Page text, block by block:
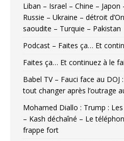
Liban – Israel – Chine – Japon
Russie – Ukraine – détroit
saoudite – Turquie – Pakistan
Podcast – Faites ça… Et
Faites ça… Et continuez à le
Babel TV – Fauci face au
tout changer après l’outrage
Mohamed Diallo : Trump :
– Kash déchaîné – Le
frappe fort